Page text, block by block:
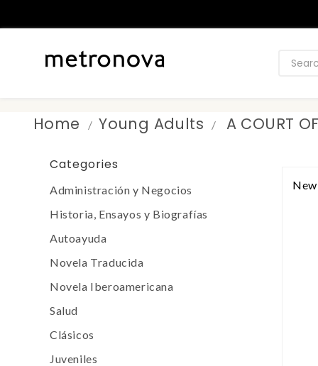
Home Young Adults A COURT
Categories
Administración y Negocios
Historia, Ensayos y Biografías
Autoayuda
Novela Traducida
Novela Iberoamericana
Salud
Clásicos
Juveniles
New